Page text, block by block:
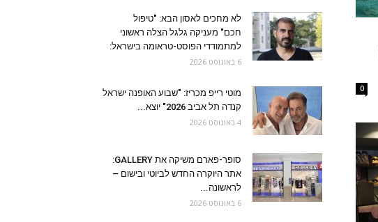
0
לא מחכים לאסון הבא: "טיפול
חכם" מעניקה גלגל הצלה ראשוני
למתמודדי הפוסט-טראומה בישראל:
6 באוגוסט 2026
מוטי רייפ מכריז: "שבוע האופנה ישראל
קנדה תל אביב 2026" יוצא...
4 באוגוסט 2026
סופר-פארם משיקה את GALLERY:
אתר היוקרה החדש לביוטי ובישום –
לראשונה...
6 באוגוסט 2026